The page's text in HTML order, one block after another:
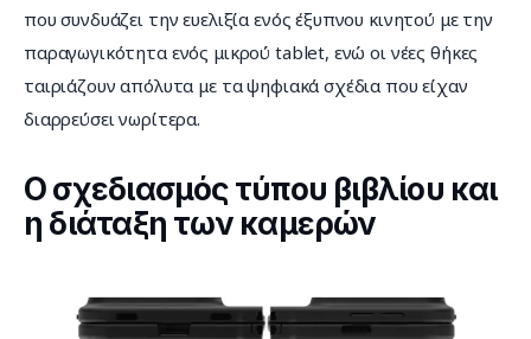
που συνδυάζει την ευελιξία ενός έξυπνου κινητού με την
παραγωγικότητα ενός μικρού tablet, ενώ οι νέες θήκες
ταιριάζουν απόλυτα με τα ψηφιακά σχέδια που είχαν
διαρρεύσει νωρίτερα.
Ο σχεδιασμός τύπου βιβλίου και
η διάταξη των καμερών